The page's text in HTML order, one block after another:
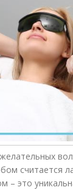
считается
– это